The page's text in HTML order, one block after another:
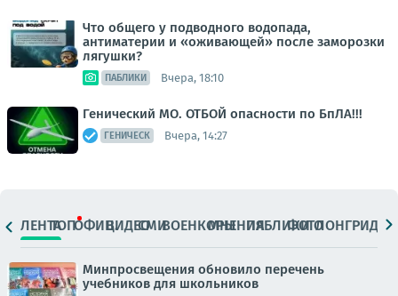
Что общего у подводного водопада,
антиматерии и «оживающей» после заморозки
лягушки?
ПАБЛИКИ Вчера, 18:10
Генический МО. ОТБОЙ опасности по БпЛА!!!
ГЕНИЧЕСК Вчера, 14:27
ЛЕНТАТОПОФИЦ.ВИДЕОСМИВОЕНКОРЫМНЕНИЯПАБЛИКИ
ФОТОЛОНГРИДЫ
Минпросвещения обновило перечень
учебников для школьников